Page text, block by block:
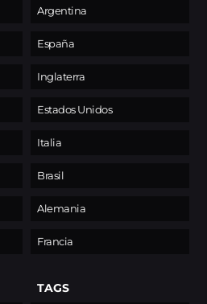
Argentina
España
Inglaterra
Estados Unidos
Italia
Brasil
Alemania
Francia
TAGS